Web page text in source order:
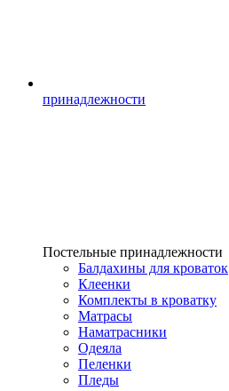
принадлежности
Постельные принадлежности
Балдахины для кроваток
Клеенки
Комплекты в кроватку
Матрасы
Наматрасники
Одеяла
Пеленки
Пледы